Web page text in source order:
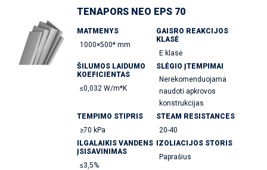
TENAPORS NEO EPS 70
MATMENYS
1000×500* mm
GAISRO REAKCIJOS
KLASĖ
E klasė
ŠILUMOS LAIDUMO
KOEFICIENTAS
≤0,032 W/m*K
SLĖGIO ĮTEMPIMAI
Nerekomenduojama
naudoti apkrovos
konstrukcijas
TEMPIMO STIPRIS
≥70 kPa
STEAM RESISTANCES
20-40
ILGALAIKIS VANDENS
ĮSISAVINIMAS
≤3,5%
IZOLIACIJOS STORIS
Paprašius